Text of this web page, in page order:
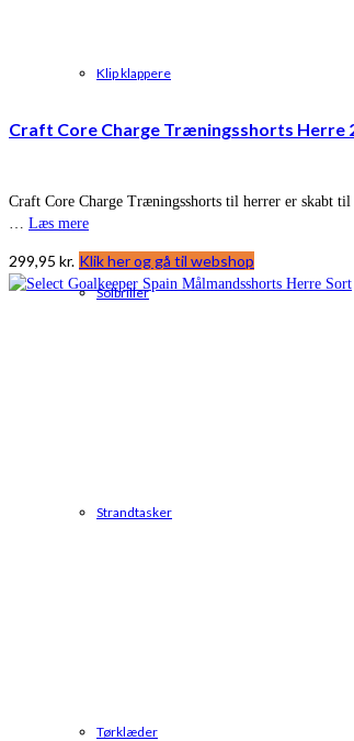
Klip klappere
Solbriller
Strandtasker
Tørklæder
Craft Core Charge Træningsshorts Herre
Craft Core Charge Træningsshorts til herrer er skabt
… Læs mere
299,95 kr. Klik her og gå til webshop